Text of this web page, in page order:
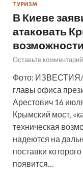
ТУРИЗМ
В Киеве
атаковать
возможности
Оставьте комментарий
Фото: ИЗВЕСТИЯ/
главы офиса
Арестович 16
Крымский мост,
техническая
надеются на
поставки
появится…